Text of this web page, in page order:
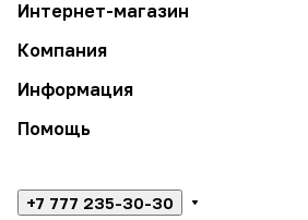
Интернет-магазин
Компания
Информация
Помощь
+7 777 235-30-30